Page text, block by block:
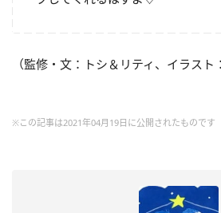
（監修・文：トシ＆リティ、イラスト
※この記事は2021年04月19日に公開されたものです